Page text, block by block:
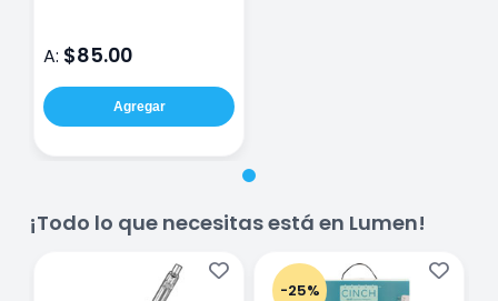
A: $85.00
Agregar
¡Todo lo que necesitas está en Lumen!
-25%